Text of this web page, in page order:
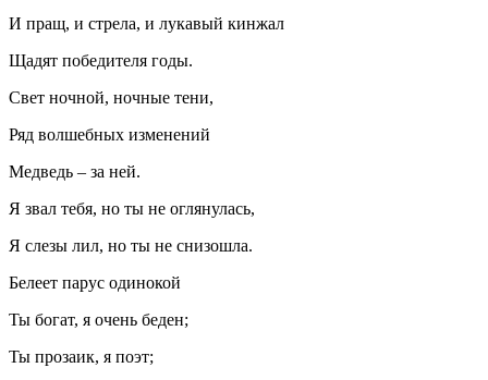
И пращ, и стрела, и лукавый кинжал
Щадят победителя годы.
Свет ночной, ночные тени,
Ряд волшебных изменений
Медведь – за ней.
Я звал тебя, но ты не оглянулась,
Я слезы лил, но ты не снизошла.
Белеет парус одинокой
Ты богат, я очень беден;
Ты прозаик, я поэт;